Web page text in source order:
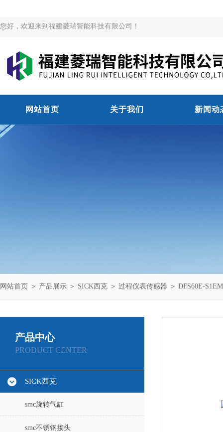
您好，欢迎来到福建菱瑞智能科技有限公司！
网站首页 关于我们 新闻动
网站首页 ＞ 产品展示 ＞ SICK西克 ＞ 过程仪表传感器 ＞ DFS60E-
产品中心
PRODUCT CENTER
SICK西克
smc旋转气缸
smc不锈钢接头